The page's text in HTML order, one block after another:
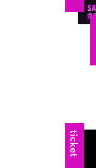
ticket